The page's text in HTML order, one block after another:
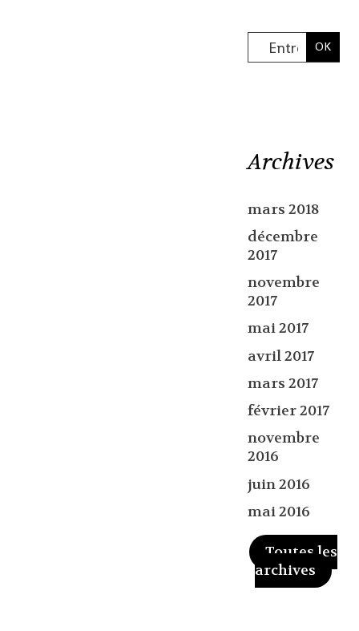
Archives
mars 2018
décembre
2017
novembre
2017
mai 2017
avril 2017
mars 2017
février 2017
novembre
2016
juin 2016
mai 2016
Toutes les
archives